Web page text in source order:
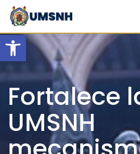
Open toolbar
Skip
content
Fortalece
UMSNH